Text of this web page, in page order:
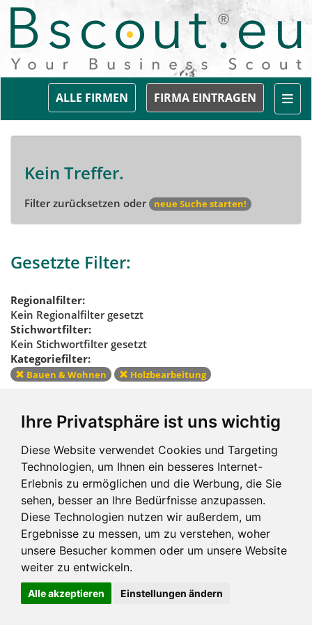
Ihre Privatsphäre ist uns wichtig
Diese Website verwendet Cookies und Targeting
Technologien, um Ihnen ein besseres Internet-
Erlebnis zu ermöglichen und die Werbung, die Sie
sehen, besser an Ihre Bedürfnisse anzupassen.
Diese Technologien nutzen wir außerdem, um
Ergebnisse zu messen, um zu verstehen, woher
unsere Besucher kommen oder um unsere Website
weiter zu entwickeln.
Alle akzeptieren Einstellungen ändern
FIRMA EINTRAGEN
ALLE FIRMEN
Kein Treffer.
Filter zurücksetzen oder neue Suche starten!
Gesetzte Filter:
Regionalfilter:
Kein Regionalfilter gesetzt
Stichwortfilter:
Kein Stichwortfilter gesetzt
Kategoriefilter:
Bauen & Wohnen Holzbearbeitung
Kategoriefilter
zurücksetzen
Impressum und mehr